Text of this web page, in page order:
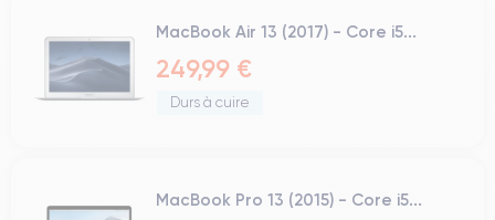
MacBook Air 13 (2017) - Core i5...
249,99 €
Durs à cuire
MacBook Pro 13 (2015) - Core i5...